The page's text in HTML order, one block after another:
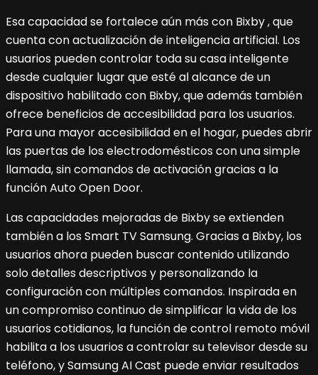
Esa capacidad se fortalece aún más con Bixby , que
cuenta con actualización de inteligencia artificial. Los
usuarios pueden controlar toda su casa inteligente
desde cualquier lugar que esté al alcance de un
dispositivo habilitado con Bixby, que además también
ofrece beneficios de accesibilidad para los usuarios.
Para una mayor accesibilidad en el hogar, puedes abrir
las puertas de los electrodomésticos con una simple
llamada, sin comandos de activación gracias a la
función Auto Open Door.
Las capacidades mejoradas de Bixby se extienden
también a los Smart TV Samsung. Gracias a Bixby, los
usuarios ahora pueden buscar contenido utilizando
solo detalles descriptivos y personalizando la
configuración con múltiples comandos. Inspirada en
un compromiso continuo de simplificar la vida de los
usuarios cotidianos, la función de control remoto móvil
habilita a los usuarios a controlar su televisor desde su
teléfono, y Samsung AI Cast puede enviar resultados